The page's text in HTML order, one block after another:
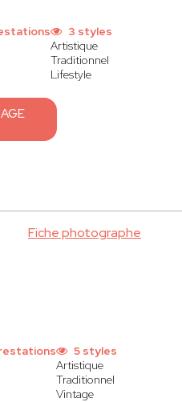
3 styles
Artistique
Traditionnel
Lifestyle
Fiche photographe
5 styles
Artistique
Traditionnel
Vintage